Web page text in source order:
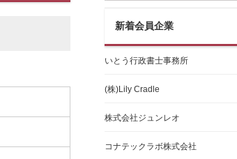
新着会員企業
いとう行政書士事務所
(株)Lily Cradle
株式会社ジュンレオ
コナテックラボ株式会社